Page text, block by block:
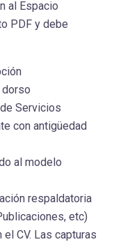
al Espacio
PDF y debe
dorso
Servicios
con antigüedad
al modelo
respaldatoria
etc)
CV. Las capturas